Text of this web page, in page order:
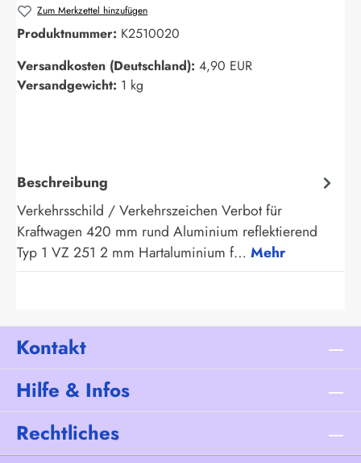
Zum Merkzettel hinzufügen
Produktnummer: K2510020
Versandkosten (Deutschland): 4,90 EUR
Versandgewicht: 1 kg
Beschreibung
Verkehrsschild / Verkehrszeichen Verbot für
Kraftwagen 420 mm rund Aluminium reflektierend
Typ 1 VZ 251 2 mm Hartaluminium f… Mehr
Kontakt
Hilfe & Infos
Rechtliches